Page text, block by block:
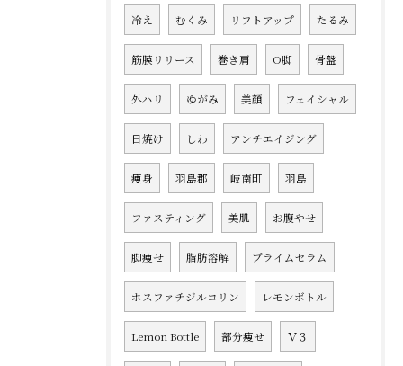
冷え むくみ リフトアップ たるみ
筋膜リリース 巻き肩 O脚 骨盤
外ハリ ゆがみ 美顔 フェイシャル
日焼け しわ アンチエイジング
痩身 羽島郡 岐南町 羽島
ファスティング 美肌 お腹やせ
脚痩せ 脂肪溶解 プライムセラム
ホスファチジルコリン レモンボトル
Lemon Bottle 部分痩せ Ｖ３